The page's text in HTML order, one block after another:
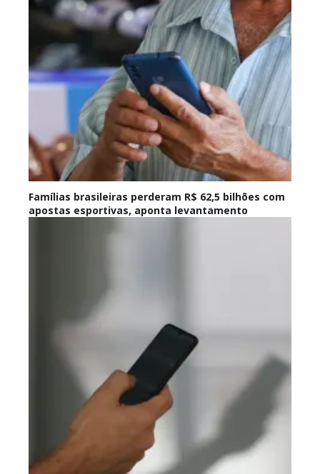
Famílias brasileiras perderam R$ 62,5 bilhões com
apostas esportivas, aponta levantamento